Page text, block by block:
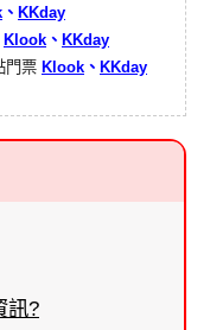
、 KKday
Klook 、 KKday
門票 Klook 、 KKday
訊?